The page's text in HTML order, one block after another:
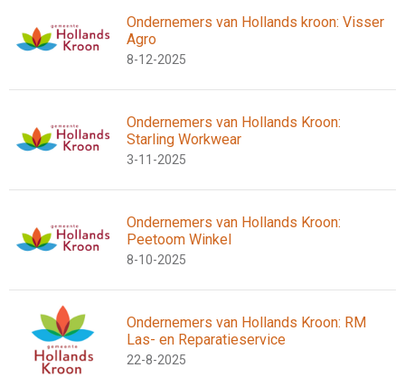
Ondernemers van Hollands kroon: Visser
Agro
8-12-2025
Ondernemers van Hollands Kroon:
Starling Workwear
3-11-2025
Ondernemers van Hollands Kroon:
Peetoom Winkel
8-10-2025
Ondernemers van Hollands Kroon: RM
Las- en Reparatieservice
22-8-2025